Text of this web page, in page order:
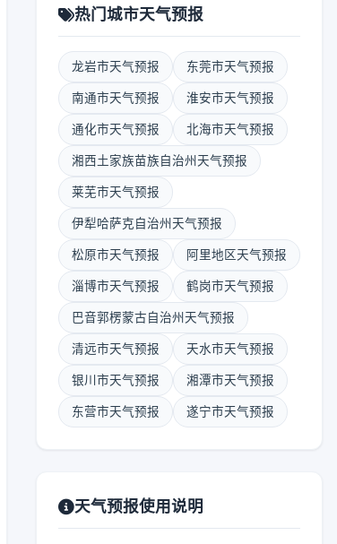
热门城市天气预报
龙岩市天气预报 东莞市天气预报
南通市天气预报 淮安市天气预报
通化市天气预报 北海市天气预报
湘西土家族苗族自治州天气预报
莱芜市天气预报
伊犁哈萨克自治州天气预报
松原市天气预报 阿里地区天气预报
淄博市天气预报 鹤岗市天气预报
巴音郭楞蒙古自治州天气预报
清远市天气预报 天水市天气预报
银川市天气预报 湘潭市天气预报
东营市天气预报 遂宁市天气预报
天气预报使用说明